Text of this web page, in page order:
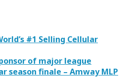
#1 Selling Cellular
of major league
season finale – Amway MLP